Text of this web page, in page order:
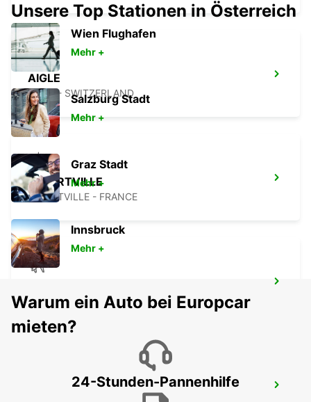
AIGLE
AIGLE - SWITZERLAND
ALBERTVILLE
ALBERTVILLE - FRANCE
SION - SWITZERLAND
Unsere Top Stationen in Österreich
Wien Flughafen
Mehr +
Salzburg Stadt
Mehr +
Graz Stadt
Mehr +
Innsbruck
Mehr +
Warum ein Auto bei Europcar
mieten?
24-Stunden-Pannenhilfe